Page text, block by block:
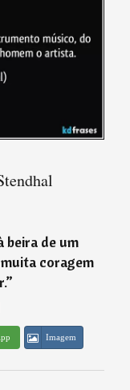
beira de um
coragem
”
Imagem